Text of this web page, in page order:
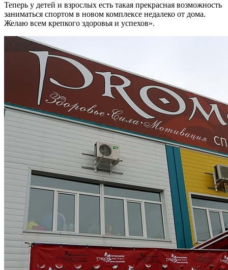
Теперь у детей и взрослых есть такая прекрасная возможность
заниматься спортом в новом комплексе недалеко от дома.
Желаю всем крепкого здоровья и успехов».